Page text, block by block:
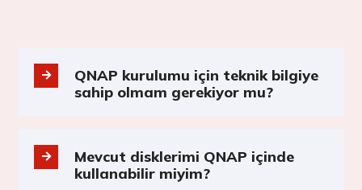
QNAP kurulumu için teknik bilgiye
sahip olmam gerekiyor mu?
Mevcut disklerimi QNAP içinde
kullanabilir miyim?